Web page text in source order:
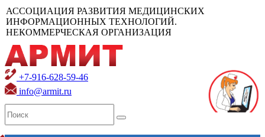
АССОЦИАЦИЯ РАЗВИТИЯ МЕДИЦИНСКИХ
ИНФОРМАЦИОННЫХ ТЕХНОЛОГИЙ.
НЕКОММЕРЧЕСКАЯ ОРГАНИЗАЦИЯ
+7-916-628-59-46
info@armit.ru